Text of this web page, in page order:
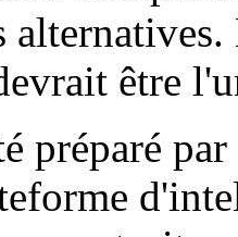
être
préparé